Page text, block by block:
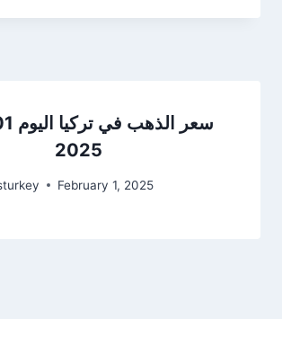
2025
February 1, 2025